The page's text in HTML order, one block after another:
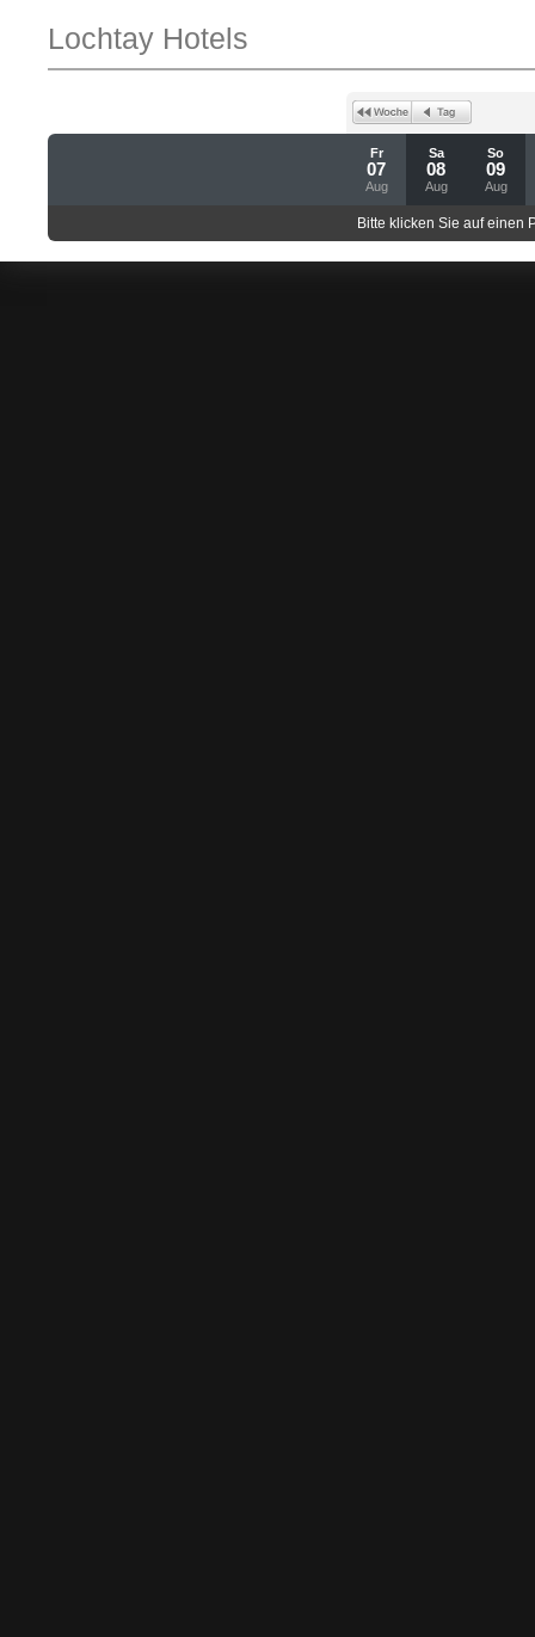
Lochtay Hotels
Fr
07
Aug
Sa
08
Aug
So
09
Aug
Bitte klicken Sie auf einen